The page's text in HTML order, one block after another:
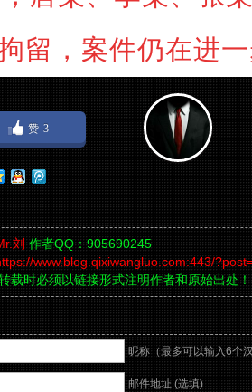
留，案件仍在进
赞 3
刘 作者QQ：905690245
www.blog.qixiwangluo.com:443/
载时必须以链接形式注明作者和原始出处！
昵称（最多可以输入6个
邮件地址 (选填)